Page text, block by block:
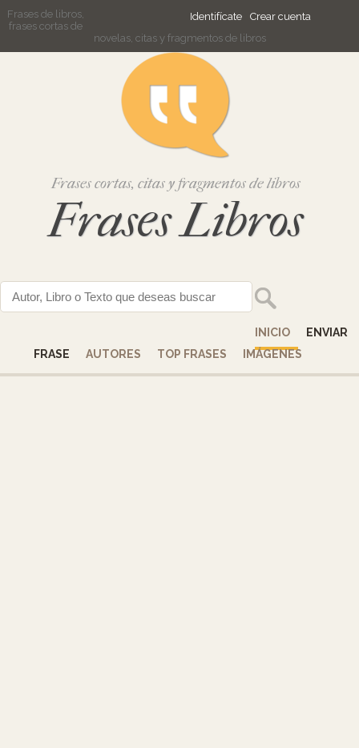
Identifícate Crear cuenta
Frases de libros,
frases cortas de
novelas, citas y fragmentos de libros
Frases cortas, citas y fragmentos de libros
Frases Libros
INICIO
ENVIAR
FRASE
AUTORES TOP FRASES IMÁGENES